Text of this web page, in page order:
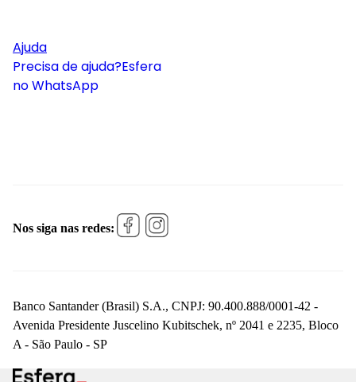
Ajuda
Precisa de ajuda?Esfera
no WhatsApp
Nos siga nas redes:
Banco Santander (Brasil) S.A., CNPJ: 90.400.888/0001-42 -
Avenida Presidente Juscelino Kubitschek, nº 2041 e 2235, Bloco
A - São Paulo - SP